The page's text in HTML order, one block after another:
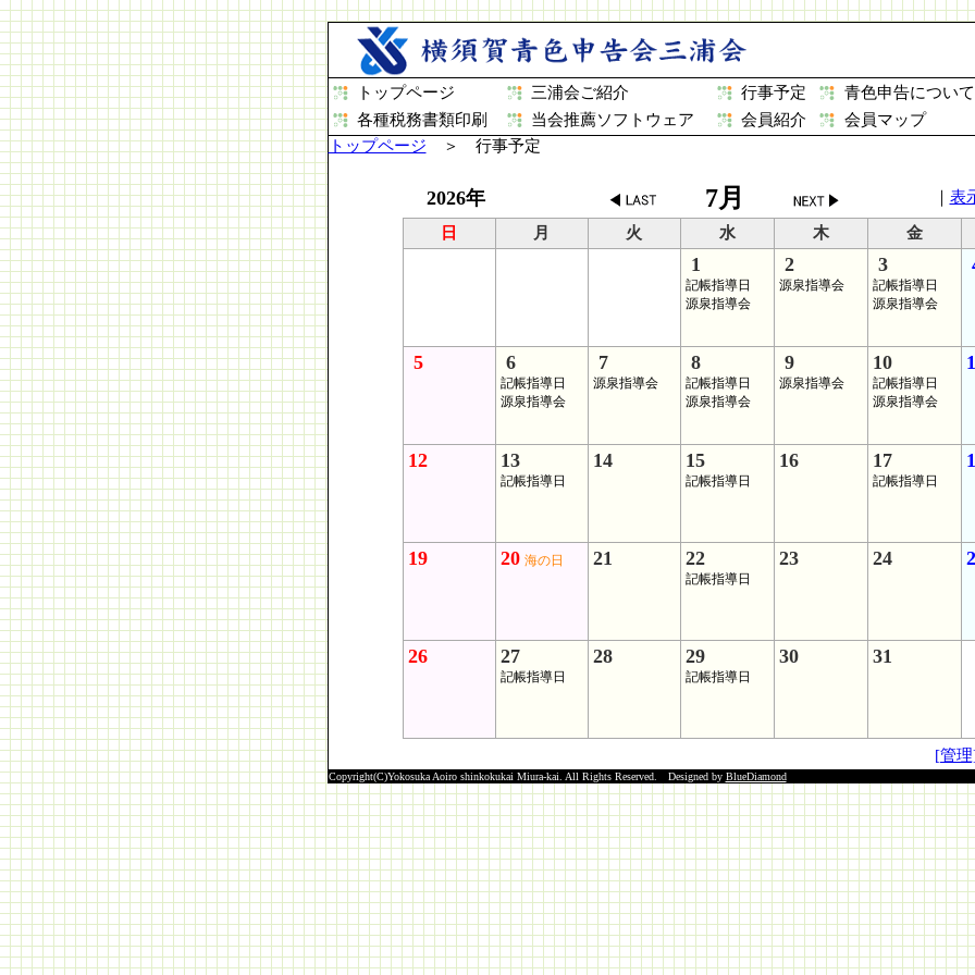
トップページ 三浦会ご紹介 行事予定
青色申告について
各種税務書類印刷
当会推薦ソフトウェア 会員紹介
会員マップ
トップページ ＞ 行事予定
2026年 7月 表
日 月 火 水 木 金
1
記帳指導日
源泉指導会
2
源泉指導会
3
記帳指導日
源泉指導会
5 6
記帳指導日
源泉指導会
7
源泉指導会
8
記帳指導日
源泉指導会
9
源泉指導会
10
記帳指導日
源泉指導会
12 13
記帳指導日
14 15
記帳指導日
16 17
記帳指導日
19 20 海の日 21 22
記帳指導日
23 24
26 27
記帳指導日
28 29
記帳指導日
30 31
[管
Copyright(C)Yokosuka Aoiro shinkokukai Miura-kai. All Rights Reserved. Designed by BlueDiamond